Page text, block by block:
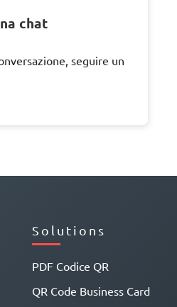
chat
seguire un
Solutions
PDF Codice QR
QR Code Business Card